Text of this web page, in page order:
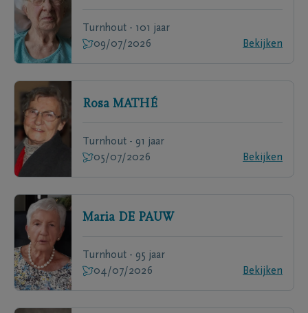
Turnhout - 101 jaar
09/07/2026
Bekijken
Rosa MATHÉ
Turnhout - 91 jaar
05/07/2026
Bekijken
Maria DE PAUW
Turnhout - 95 jaar
04/07/2026
Bekijken